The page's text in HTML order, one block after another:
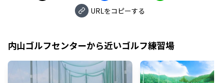
URLをコピーする
内山ゴルフセンターから近いゴルフ練習場